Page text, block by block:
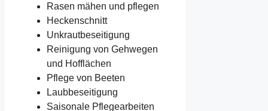
Rasen mähen und pflegen
Heckenschnitt
Unkrautbeseitigung
Reinigung von Gehwegen
und Hofflächen
Pflege von Beeten
Laubbeseitigung
Saisonale Pflegearbeiten